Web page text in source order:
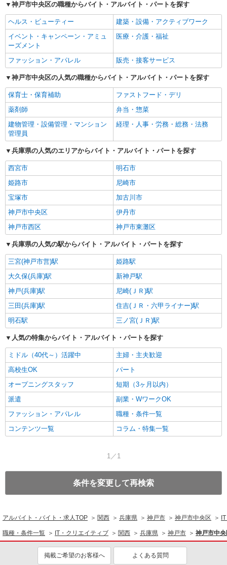
神戸市中央区の職種からバイト・アルバイト・パートを探す
ヘルス・ビューティー
建築・設備・アクティブワーク
イベント・キャンペーン・アミュ
ーズメント
医療・介護・福祉
ファッション・アパレル 販売・接客サービス
神戸市中央区の人気の職種からバイト・アルバイト・パートを探す
保育士・保育補助
ファストフード・デリ
薬剤師
弁当・惣菜
建物管理・設備管理・マンション
管理員
経理・人事・労務・総務・法務
兵庫県の人気のエリアからバイト・アルバイト・パートを探す
西宮市
明石市
姫路市
尼崎市
宝塚市
加古川市
神戸市中央区
伊丹市
神戸市西区
神戸市東灘区
兵庫県の人気の駅からバイト・アルバイト・パートを探す
三宮(神戸市営)駅
姫路駅
大久保(兵庫)駅
新神戸駅
神戸(兵庫)駅
尼崎(ＪＲ)駅
三田(兵庫)駅
住吉(ＪＲ・六甲ライナー)駅
明石駅
三ノ宮(ＪＲ)駅
人気の特集からバイト・アルバイト・パートを探す
ミドル（40代～）活躍中
主婦・主夫歓迎
高校生OK
パート
オープニングスタッフ
短期（3ヶ月以内）
派遣
副業・WワークOK
ファッション・アパレル
職種・条件一覧
コンテンツ一覧
コラム・特集一覧
1／1
条件を変更して再検索
アルバイト・バイト・求人TOP 関西 兵庫県 神戸市 神戸市中央区
職種・条件一覧 IT・クリエイティブ 関西 兵庫県 神戸市 神戸市中
掲載ご希望のお客様へ よくある質問